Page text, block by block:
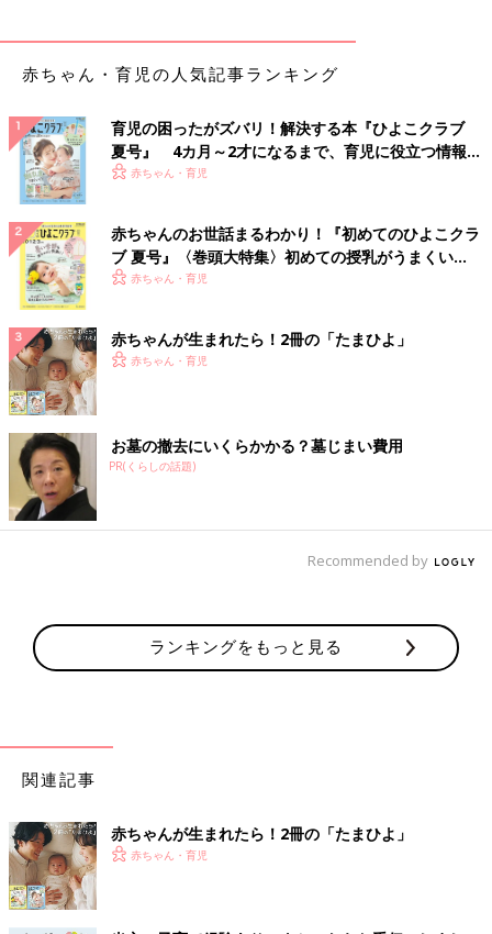
赤ちゃん・育児の人気記事ランキング
育児の困ったがズバリ！解決する本『ひよこクラブ
夏号』 4カ月～2才になるまで、育児に役立つ情報が
いっぱい！
赤ちゃん・育児
赤ちゃんのお世話まるわかり！『初めてのひよこクラ
ブ 夏号』〈巻頭大特集〉初めての授乳がうまくい
く！ おっぱい・ミルクの基本と夏のトラブル 解決テ
赤ちゃん・育児
赤ちゃんが生まれたら！2冊の「たまひよ」
赤ちゃん・育児
お墓の撤去にいくらかかる？墓じまい費用
PR(くらしの話題)
Recommended by
ランキングをもっと見る
関連記事
赤ちゃんが生まれたら！2冊の「たまひよ」
赤ちゃん・育児